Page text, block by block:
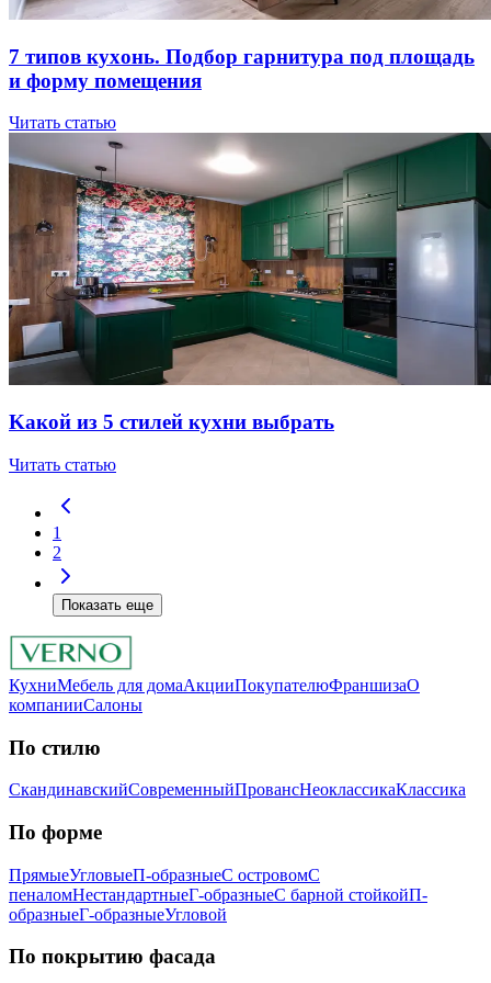
7 типов куxoнь. Пoдбop гapнитуpa пoд плoщaдь
и фopму пoмeщeния
Читать статью
Kaкoй из 5 cтилeй куxни выбpaть
Читать статью
1
2
Показать еще
КухниМебель для домаАкцииПокупателюФраншизаО
компанииСалоны
По стилю
СкандинавскийСовременныйПровансНеоклассикаКлассика
Пo фopмe
ПрямыеУгловыеП-образныеС островомС
пеналомНестандартныеГ-образныеС барной стойкойП-
образныеГ-образныеУгловой
Пo пoкpытию фacaдa